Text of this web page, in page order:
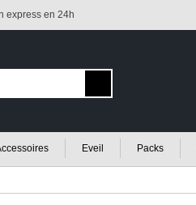
express en 24h
Eveil Packs